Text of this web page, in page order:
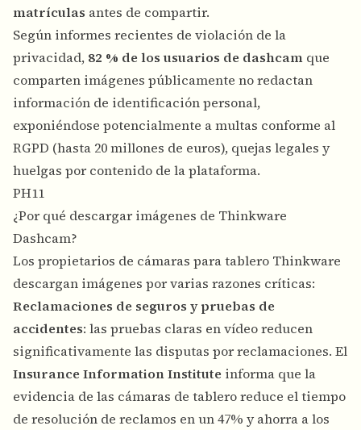
matrículas antes de compartir.
Según informes recientes de violación de la
privacidad, 82 % de los usuarios de dashcam que
comparten imágenes públicamente no redactan
información de identificación personal,
exponiéndose potencialmente a multas conforme al
RGPD (hasta 20 millones de euros), quejas legales y
huelgas por contenido de la plataforma.
PH11
¿Por qué descargar imágenes de Thinkware
Dashcam?
Los propietarios de cámaras para tablero Thinkware
descargan imágenes por varias razones críticas:
Reclamaciones de seguros y pruebas de
accidentes: las pruebas claras en vídeo reducen
significativamente las disputas por reclamaciones. El
Insurance Information Institute informa que la
evidencia de las cámaras de tablero reduce el tiempo
de resolución de reclamos en un 47% y ahorra a los